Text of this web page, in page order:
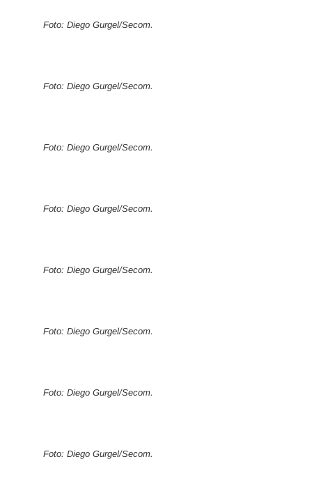
Foto: Diego Gurgel/Secom.
Foto: Diego Gurgel/Secom.
Foto: Diego Gurgel/Secom.
Foto: Diego Gurgel/Secom.
Foto: Diego Gurgel/Secom.
Foto: Diego Gurgel/Secom.
Foto: Diego Gurgel/Secom.
Foto: Diego Gurgel/Secom.